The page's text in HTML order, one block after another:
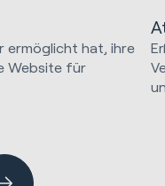
ermöglicht hat, ihre
Website für